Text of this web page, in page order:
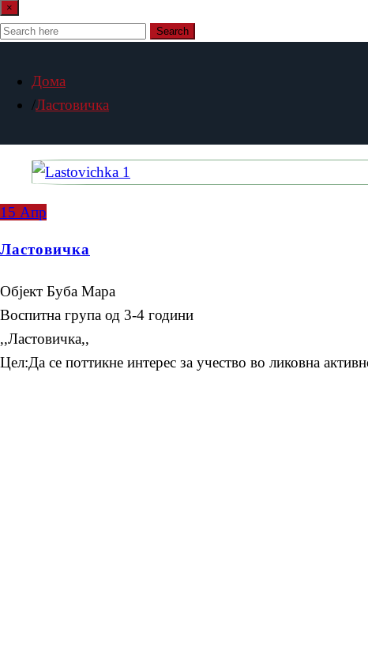
×
Search
Дома
Ластовичка
15 Апр
Ластовичка
Објект Буба Мара
Воспитна група од 3-4 години
,,Ластовичка,,
Цел:Да се поттикне интерес за учество во ликовна